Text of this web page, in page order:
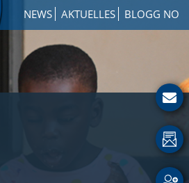
NEWS AKTUELLES BLOGG NO